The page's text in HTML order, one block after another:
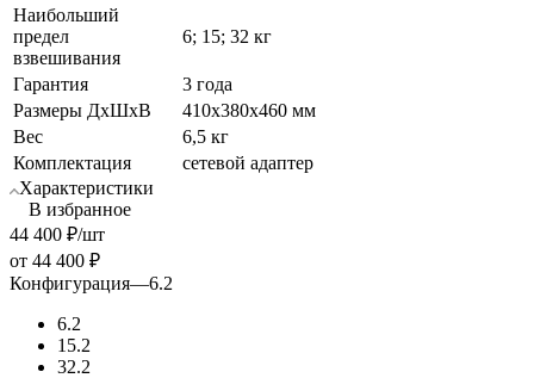
Наибольший
предел
взвешивания
6; 15; 32 кг
Гарантия
3 года
Размеры ДхШхВ
410х380х460 мм
Вес
6,5 кг
Комплектация
сетевой адаптер
Характеристики
В избранное
44 400 ₽/шт
от 44 400 ₽
Конфигурация—6.2
6.2
15.2
32.2